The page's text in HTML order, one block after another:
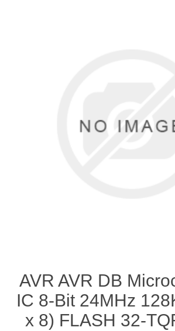
AVR AVR DB
IC 8-Bit 24MHz
x 8) FLASH 32-